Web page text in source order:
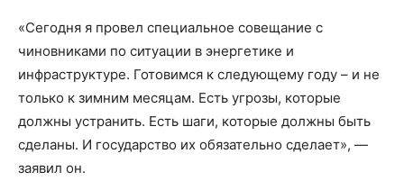
«Сегодня я провел специальное совещание с
чиновниками по ситуации в энергетике и
инфраструктуре. Готовимся к следующему году – и не
только к зимним месяцам. Есть угрозы, которые
должны устранить. Есть шаги, которые должны быть
сделаны. И государство их обязательно сделает», —
заявил он.